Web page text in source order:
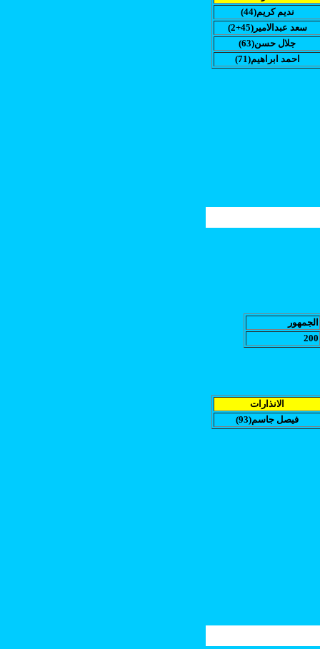
(نديم كريم(44
(سعد عبدالامير(45+2
(جلال حسن(63
(احمد ابراهيم(71
الجمهور
200
الانذارات
(فيصل جاسم(93